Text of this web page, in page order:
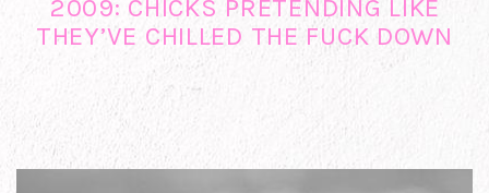
2009: CHICKS PRETENDING LIKE
THEY’VE CHILLED THE FUCK DOWN